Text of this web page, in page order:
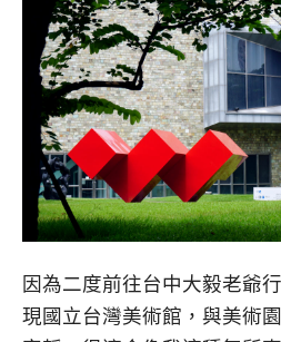
因為二度前往台中大毅老爺
現國立台灣美術館，與美術